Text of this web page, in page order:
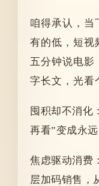
咱得承认，当
有的低，短视
五分钟说电影
字长文，光看
囤积却不消化
再看”变成永远
焦虑驱动消费
层加码销售，